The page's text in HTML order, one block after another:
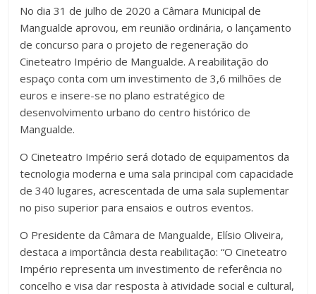
No dia 31 de julho de 2020 a Câmara Municipal de
Mangualde aprovou, em reunião ordinária, o lançamento
de concurso para o projeto de regeneração do
Cineteatro Império de Mangualde. A reabilitação do
espaço conta com um investimento de 3,6 milhões de
euros e insere-se no plano estratégico de
desenvolvimento urbano do centro histórico de
Mangualde.
O Cineteatro Império será dotado de equipamentos da
tecnologia moderna e uma sala principal com capacidade
de 340 lugares, acrescentada de uma sala suplementar
no piso superior para ensaios e outros eventos.
O Presidente da Câmara de Mangualde, Elísio Oliveira,
destaca a importância desta reabilitação: “O Cineteatro
Império representa um investimento de referência no
concelho e visa dar resposta à atividade social e cultural,